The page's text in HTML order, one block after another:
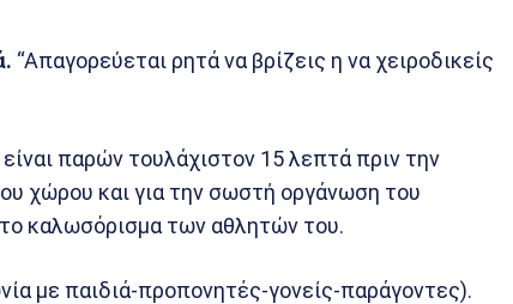
“Απαγορεύεται ρητά να βρίζεις η να χειροδικείς
παρών τουλάχιστον 15 λεπτά πριν την
χώρου και για την σωστή οργάνωση του
το καλωσόρισμα των αθλητών του.
με παιδιά-προπονητές-γονείς-παράγοντες).